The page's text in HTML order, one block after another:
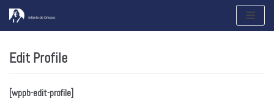
Saltar
Edit Profile
[wppb-edit-profile]